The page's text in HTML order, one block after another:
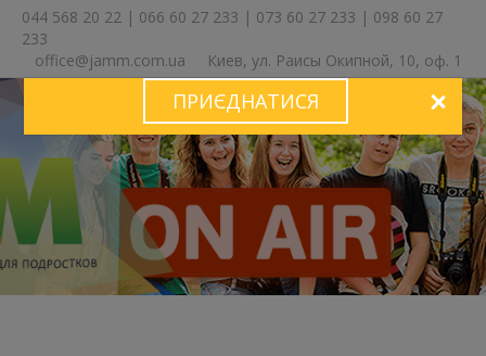
044 568 20 22 | 066 60 27 233 | 073 60 27 233 | 098 60 27
233
office@jamm.com.ua
Киев, ул. Раисы Окипной, 10, оф. 1
ПРИЄДНАТИСЯ